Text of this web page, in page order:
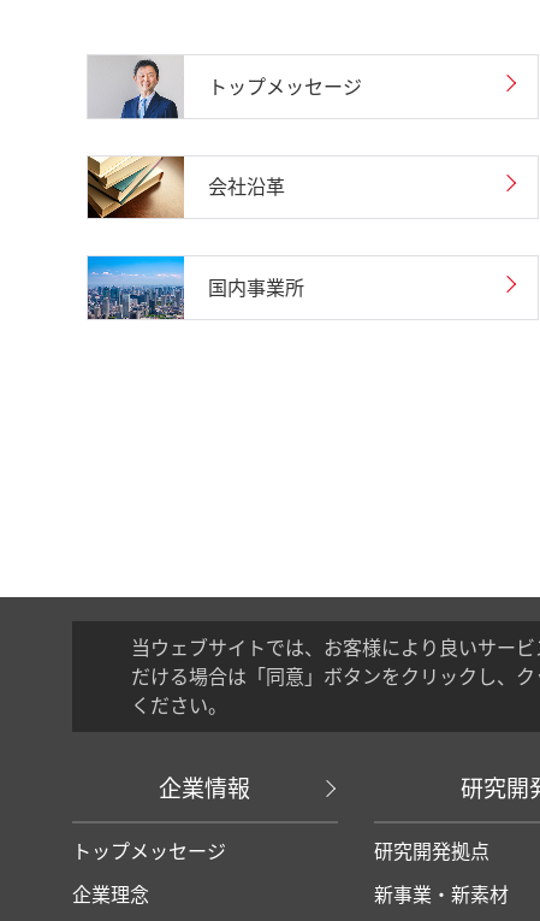
トップメッセージ
会社沿革
国内事業所
当ウェブサイトでは、お客様により良いサー
だける場合は「同意」ボタンをクリックし、
ください。
企業情報
トップメッセージ
企業理念
研究開
研究開発拠点
新事業・新素材